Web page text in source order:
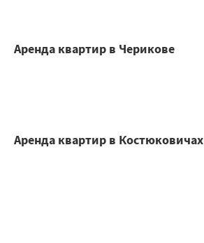
Аренда квартир в Черикове
Аренда квартир в Костюковичах